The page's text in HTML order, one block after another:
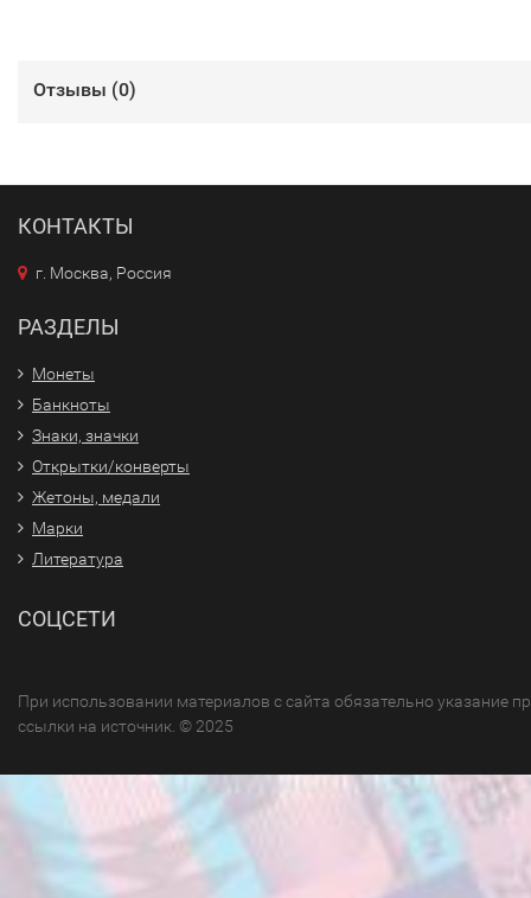
Отзывы (0)
КОНТАКТЫ
г. Москва, Россия
РАЗДЕЛЫ
Монеты
Банкноты
Знаки, значки
Открытки/конверты
Жетоны, медали
Марки
Литература
СОЦСЕТИ
При использовании материалов с сайта обязательно указание
ссылки на источник. © 2025